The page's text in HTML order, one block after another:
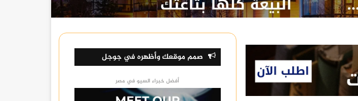
صمم موقعك وأظهره في جوجل
أفضل خبراء السيو في مصر